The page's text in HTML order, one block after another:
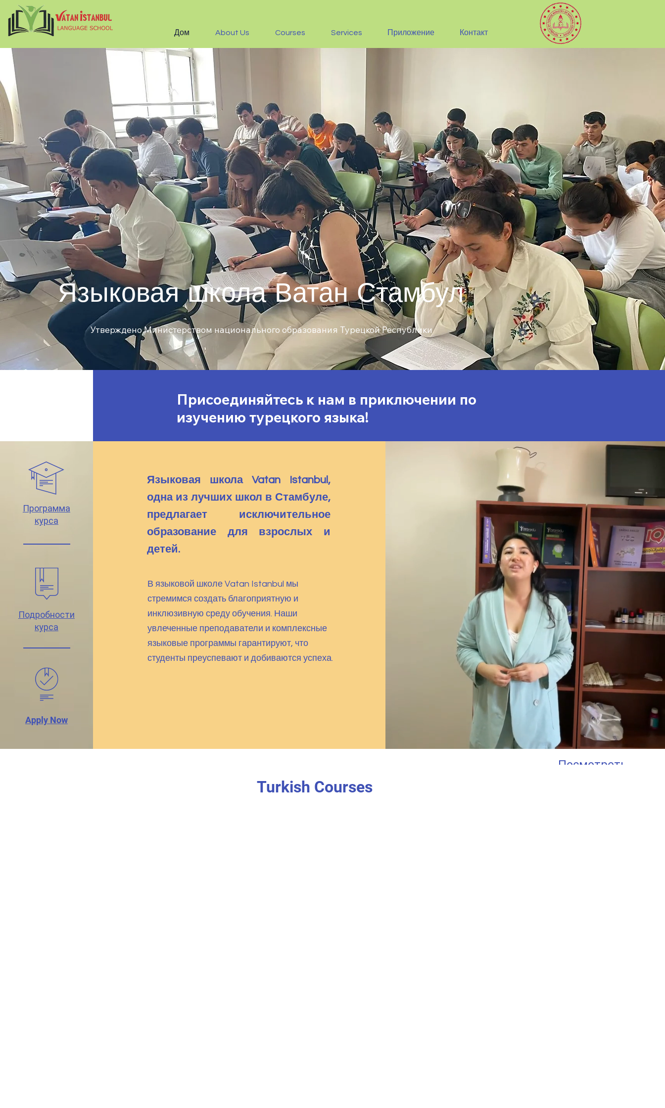
Дом About Us Courses Services Приложение Контакт
Языковая школа Ватан Стамбул
Утверждено Министерством национального образования Турецкой Республики
Присоединяйтесь к нам в приключении по
изучению турецкого языка!
Программа
курса
Подробности
курса
Apply Now
Языковая школа Vatan Istanbul,
одна из лучших школ в Стамбуле,
предлагает исключительное
образование для взрослых и
детей.
В языковой школе Vatan Istanbul мы
стремимся создать благоприятную и
инклюзивную среду обучения. Наши
увлеченные преподаватели и комплексные
языковые программы гарантируют, что
студенты преуспевают и добиваются успеха.
Посмотреть
Turkish Courses